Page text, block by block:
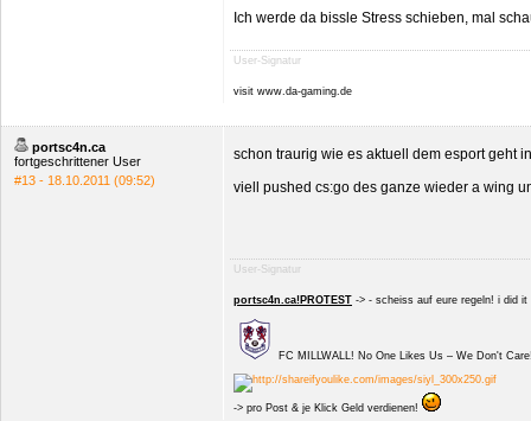
Ich werde da bissle Stress schieben, mal
User-Signatur
visit www.da-gaming.de
portsc4n.ca
fortgeschrittener User
#13 - 18.10.2011 (09:52)
schon traurig wie es aktuell dem esport geht
viell pushed cs:go des ganze wieder a wing
User-Signatur
portsc4n.ca!PROTEST -> - scheiss auf eure regeln! i did
FC MILLWALL! No One Likes Us – We Don't
-> pro Post & je Klick Geld verdienen!